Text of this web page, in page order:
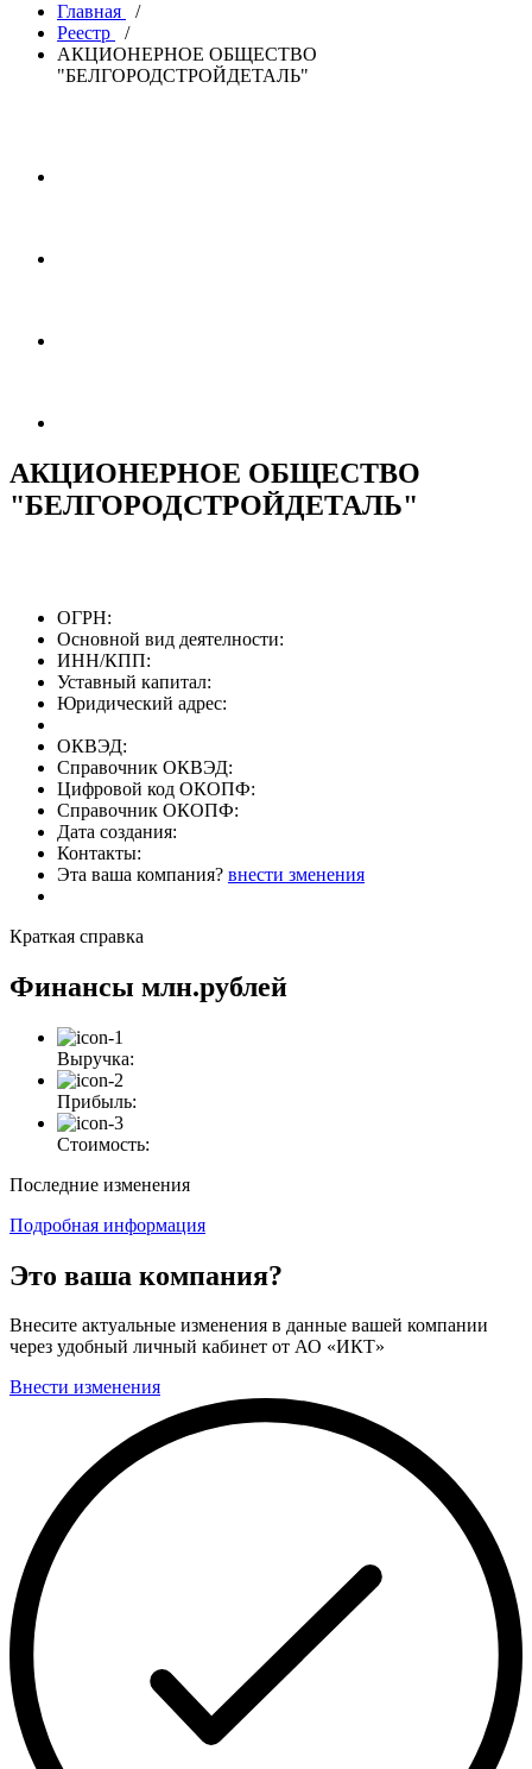
Главная
/
Реестр
/
АКЦИОНЕРНОЕ ОБЩЕСТВО
"БЕЛГОРОДСТРОЙДЕТАЛЬ"
АКЦИОНЕРНОЕ ОБЩЕСТВО
"БЕЛГОРОДСТРОЙДЕТАЛЬ"
ОГРН:
Основной вид деятелности:
ИНН/КПП:
Уставный капитал:
Юридический адрес:
ОКВЭД:
Справочник ОКВЭД:
Цифровой код ОКОПФ:
Справочник ОКОПФ:
Дата создания:
Контакты:
Эта ваша компания? внести зменения
Краткая справка
Финансы млн.рублей
Выручка:
Прибыль:
Стоимость:
Последние изменения
Подробная информация
Это ваша компания?
Внесите актуальные изменения в данные вашей компании
через удобный личный кабинет от АО «ИКТ»
Внести изменения